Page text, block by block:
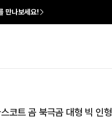
만나보세요!
코트 곰 북극곰 대형 빅 인